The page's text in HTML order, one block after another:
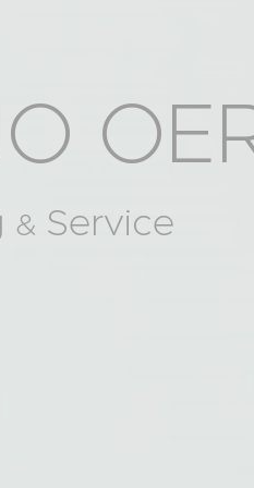
& Service